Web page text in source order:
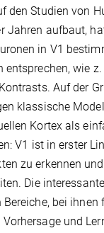
den Studien von
Jahren aufbaut,
in V1
entsprechen, wie
Auf der
klassische
Kortex als
V1 ist in erster
zu erkennen
Die
bei ihnen
und